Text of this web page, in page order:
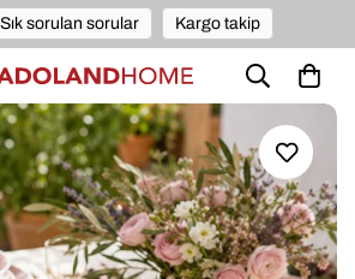
Sık sorulan sorular Kargo takip